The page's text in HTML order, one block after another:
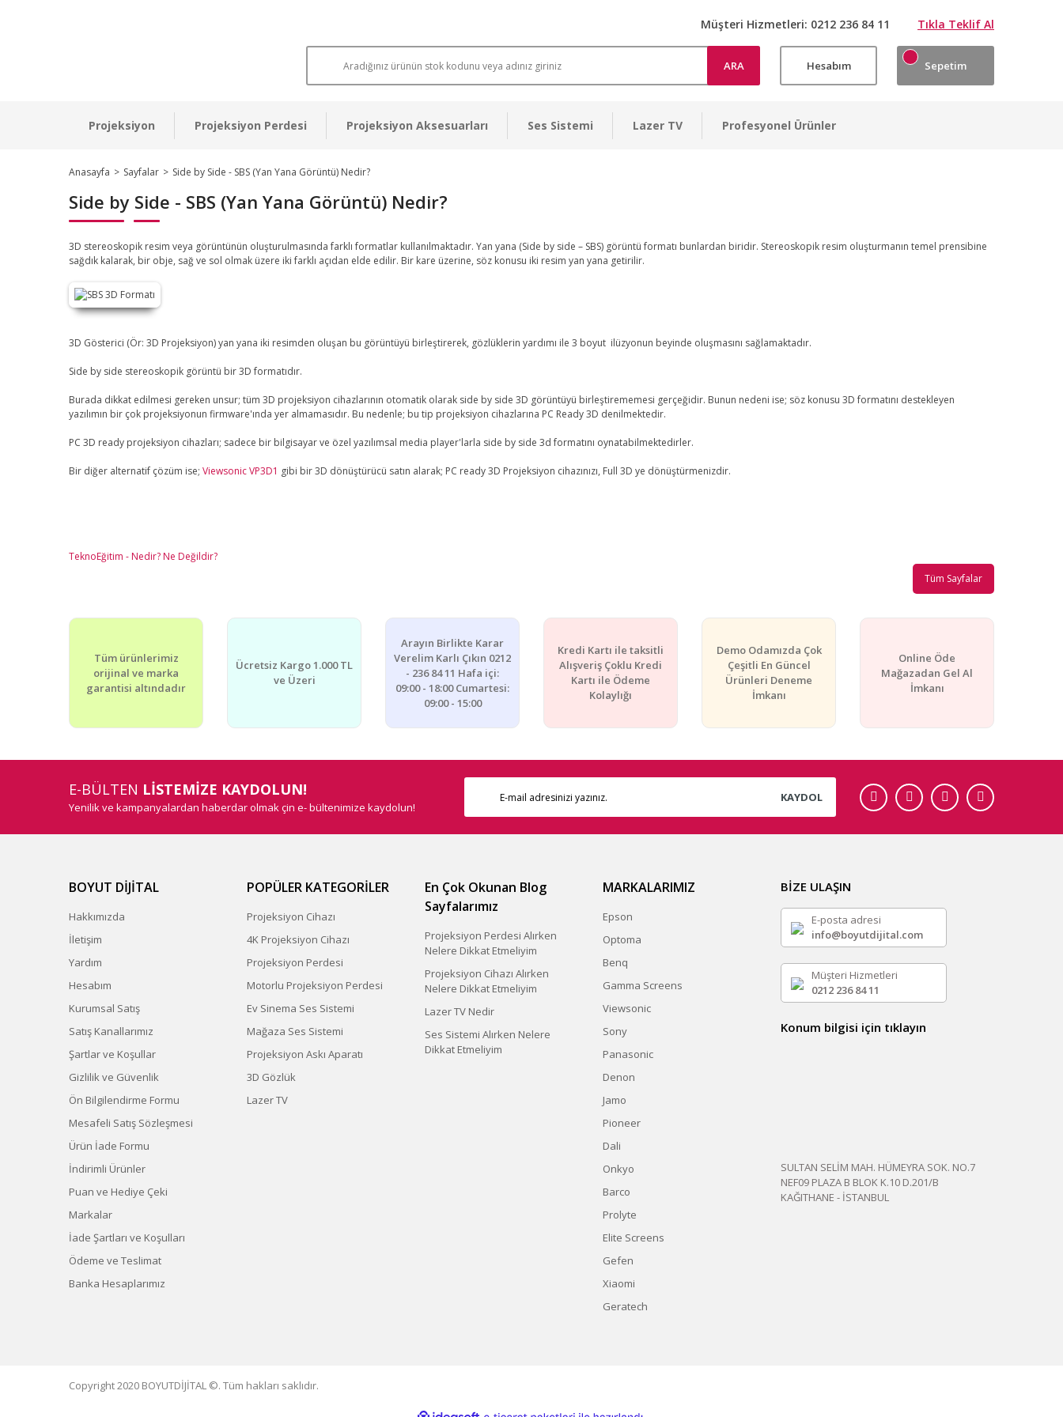
Müşteri Hizmetleri: 0212 236 84 11 Tıkla Teklif Al
ARA Hesabım Sepetim
Projeksiyon Projeksiyon Perdesi Projeksiyon Aksesuarları Ses Sistemi Lazer TV Profesyonel Ürünler
Anasayfa Sayfalar Side by Side - SBS (Yan Yana Görüntü) Nedir?
Side by Side - SBS (Yan Yana Görüntü) Nedir?
3D stereoskopik resim veya görüntünün oluşturulmasında farklı formatlar kullanılmaktadır. Yan yana (Side by side – SBS) görüntü formatı bunlardan biridir. Stereoskopik resim oluşturmanın temel prensibine
sağdık kalarak, bir obje, sağ ve sol olmak üzere iki farklı açıdan elde edilir. Bir kare üzerine, söz konusu iki resim yan yana getirilir.
3D Gösterici (Ör: 3D Projeksiyon) yan yana iki resimden oluşan bu görüntüyü birleştirerek, gözlüklerin yardımı ile 3 boyut ilüzyonun beyinde oluşmasını sağlamaktadır.
Side by side stereoskopik görüntü bir 3D formatıdır.
Burada dikkat edilmesi gereken unsur; tüm 3D projeksiyon cihazlarının otomatik olarak side by side 3D görüntüyü birleştirememesi gerçeğidir. Bunun nedeni ise; söz konusu 3D formatını destekleyen
yazılımın bir çok projeksiyonun firmware'ında yer almamasıdır. Bu nedenle; bu tip projeksiyon cihazlarına PC Ready 3D denilmektedir.
PC 3D ready projeksiyon cihazları; sadece bir bilgisayar ve özel yazılımsal media player'larla side by side 3d formatını oynatabilmektedirler.
Bir diğer alternatif çözüm ise; Viewsonic VP3D1 gibi bir 3D dönüştürücü satın alarak; PC ready 3D Projeksiyon cihazınızı, Full 3D ye dönüştürmenizdir.
TeknoEğitim - Nedir? Ne Değildir?
Tüm Sayfalar
Tüm ürünlerimiz
orijinal ve marka
garantisi altındadır
Ücretsiz Kargo 1.000 TL
ve Üzeri
Arayın Birlikte Karar
Verelim Karlı Çıkın 0212
- 236 84 11 Hafa içi:
09:00 - 18:00 Cumartesi:
09:00 - 15:00
Kredi Kartı ile taksitli
Alışveriş Çoklu Kredi
Kartı ile Ödeme
Kolaylığı
Demo Odamızda Çok
Çeşitli En Güncel
Ürünleri Deneme
İmkanı
Online Öde
Mağazadan Gel Al
İmkanı
E-BÜLTEN LİSTEMİZE KAYDOLUN!
Yenilik ve kampanyalardan haberdar olmak çin e- bültenimize kaydolun!
KAYDOL
BOYUT DİJİTAL
Hakkımızda
İletişim
Yardım
Hesabım
Kurumsal Satış
Satış Kanallarımız
Şartlar ve Koşullar
Gizlilik ve Güvenlik
Ön Bilgilendirme Formu
Mesafeli Satış Sözleşmesi
Ürün İade Formu
İndirimli Ürünler
Puan ve Hediye Çeki
Markalar
İade Şartları ve Koşulları
Ödeme ve Teslimat
Banka Hesaplarımız
POPÜLER KATEGORİLER
Projeksiyon Cihazı
4K Projeksiyon Cihazı
Projeksiyon Perdesi
Motorlu Projeksiyon Perdesi
Ev Sinema Ses Sistemi
Mağaza Ses Sistemi
Projeksiyon Askı Aparatı
3D Gözlük
Lazer TV
En Çok Okunan Blog
Sayfalarımız
Projeksiyon Perdesi Alırken
Nelere Dikkat Etmeliyim
Projeksiyon Cihazı Alırken
Nelere Dikkat Etmeliyim
Lazer TV Nedir
Ses Sistemi Alırken Nelere
Dikkat Etmeliyim
MARKALARIMIZ
Epson
Optoma
Benq
Gamma Screens
Viewsonic
Sony
Panasonic
Denon
Jamo
Pioneer
Dali
Onkyo
Barco
Prolyte
Elite Screens
Gefen
Xiaomi
Geratech
BİZE ULAŞIN
E-posta adresi
info@boyutdijital.com
Müşteri Hizmetleri
0212 236 84 11
Konum bilgisi için tıklayın
SULTAN SELİM MAH. HÜMEYRA SOK. NO.7
NEF09 PLAZA B BLOK K.10 D.201/B
KAĞITHANE - İSTANBUL
Copyright 2020 BOYUTDİJİTAL ©. Tüm hakları saklıdır.